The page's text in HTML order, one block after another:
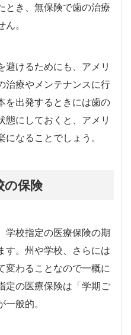
とき、無保険で歯の治療
。
避けるためにも、アメリ
治療やメンテナンスに行
を出発するときには歯の
態にしておくと、アメリ
なることでしょう。
の保険
学校指定の医療保険の期
す。州や学校、さらには
変わることなので一概に
定の医療保険は「学期ご
般的。